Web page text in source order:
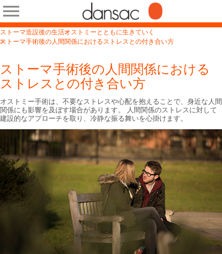
ストーマ造設後の生活オストミーとともに生きていく
ストーマ手術後の人間関係におけるストレスとの付き合い方
ストーマ手術後の人間関係における
ストレスとの付き合い方
オストミー手術は、不要なストレスや心配を抱えることで、身近な人間
関係にも影響を及ぼす場合があります。 人間関係のストレスに対して
建設的なアプローチを取り、冷静な振る舞いを心掛けます。